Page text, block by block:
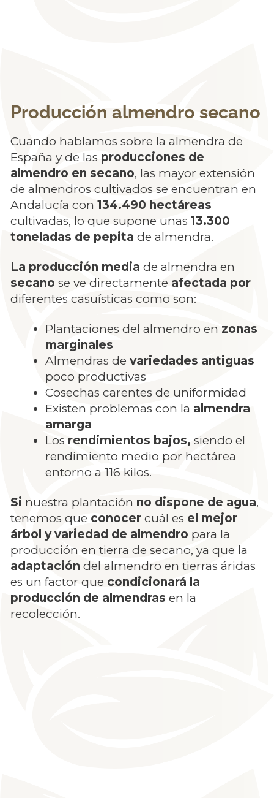
Producción almendro secano
Cuando hablamos sobre la almendra de
España y de las producciones de
almendro en secano, las mayor extensión
de almendros cultivados se encuentran en
Andalucía con 134.490 hectáreas
cultivadas, lo que supone unas 13.300
toneladas de pepita de almendra.
La producción media de almendra en
secano se ve directamente afectada por
diferentes casuísticas como son:
Plantaciones del almendro en zonas
marginales
Almendras de variedades antiguas
poco productivas
Cosechas carentes de uniformidad
Existen problemas con la almendra
amarga
Los rendimientos bajos, siendo el
rendimiento medio por hectárea
entorno a 116 kilos.
Si nuestra plantación no dispone de agua,
tenemos que conocer cuál es el mejor
árbol y variedad de almendro para la
producción en tierra de secano, ya que la
adaptación del almendro en tierras áridas
es un factor que condicionará la
producción de almendras en la
recolección.